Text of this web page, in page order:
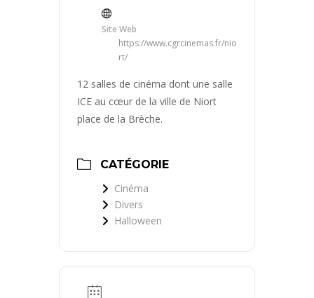
Site Web
https://www.cgrcinemas.fr/nio
rt/
12 salles de cinéma dont une salle
ICE au cœur de la ville de Niort
place de la Brèche.
CATÉGORIE
Cinéma
Divers
Halloween